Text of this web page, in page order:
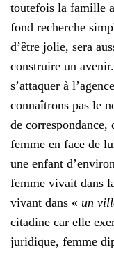
toutefois la famille
fond recherche
d’être jolie, sera
construire un
s’attaquer à
connaîtrons pas le
de correspondance,
femme en face de
une enfant
femme vivait dans
vivant dans « un
citadine car elle
juridique, femme